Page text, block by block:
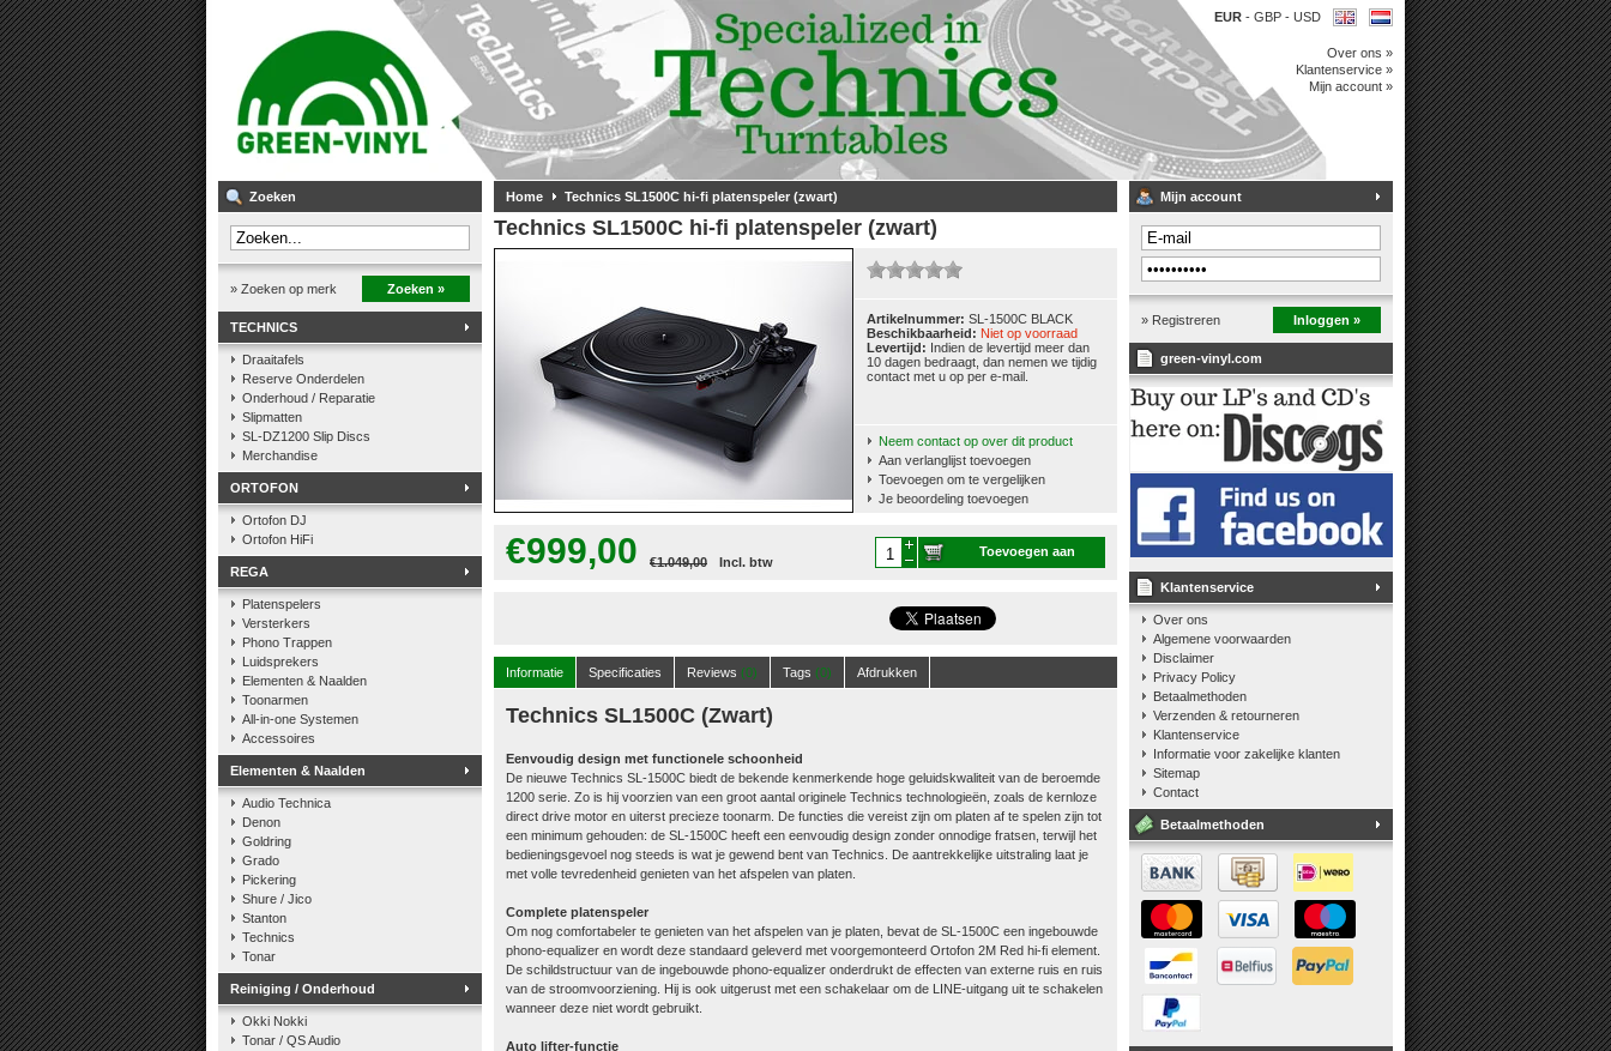
EUR - GBP - USD
Over ons »
Klantenservice »
Mijn account »
Zoeken
» Zoeken op merk Zoeken »
TECHNICS
Draaitafels
Reserve Onderdelen
Onderhoud / Reparatie
Slipmatten
SL-DZ1200 Slip Discs
Merchandise
ORTOFON
Ortofon DJ
Ortofon HiFi
REGA
Platenspelers
Versterkers
Phono Trappen
Luidsprekers
Elementen & Naalden
Toonarmen
All-in-one Systemen
Accessoires
Elementen & Naalden
Audio Technica
Denon
Goldring
Grado
Pickering
Shure / Jico
Stanton
Technics
Tonar
Reiniging / Onderhoud
Okki Nokki
Tonar / QS Audio
Home Technics SL1500C hi-fi platenspeler (zwart)
Technics SL1500C hi-fi platenspeler (zwart)
Artikelnummer: SL-1500C BLACK
Beschikbaarheid: Niet op voorraad
Levertijd: Indien de levertijd meer dan
10 dagen bedraagt, dan nemen we tijdig
contact met u op per e-mail.
Neem contact op over dit product
Aan verlanglijst toevoegen
Toevoegen om te vergelijken
Je beoordeling toevoegen
€999,00 €1.049,00 Incl. btw
Toevoegen aan
Informatie Specificaties Reviews (0) Tags (0) Afdrukken
Technics SL1500C (Zwart)
Eenvoudig design met functionele schoonheid
De nieuwe Technics SL-1500C biedt de bekende kenmerkende hoge geluidskwaliteit van de beroemde
1200 serie. Zo is hij voorzien van een groot aantal originele Technics technologieën, zoals de kernloze
direct drive motor en uiterst precieze toonarm. De functies die vereist zijn om platen af te spelen zijn tot
een minimum gehouden: de SL-1500C heeft een eenvoudig design zonder onnodige fratsen, terwijl het
bedieningsgevoel nog steeds is wat je gewend bent van Technics. De aantrekkelijke uitstraling laat je
met volle tevredenheid genieten van het afspelen van platen.
Complete platenspeler
Om nog comfortabeler te genieten van het afspelen van je platen, bevat de SL-1500C een ingebouwde
phono-equalizer en wordt deze standaard geleverd met voorgemonteerd Ortofon 2M Red hi-fi element.
De schildstructuur van de ingebouwde phono-equalizer onderdrukt de effecten van externe ruis en ruis
van de stroomvoorziening. Hij is ook uitgerust met een schakelaar om de LINE-uitgang uit te schakelen
wanneer deze niet wordt gebruikt.
Auto lifter-functie
Mijn account
» Registreren Inloggen »
green-vinyl.com
Klantenservice
Over ons
Algemene voorwaarden
Disclaimer
Privacy Policy
Betaalmethoden
Verzenden & retourneren
Klantenservice
Informatie voor zakelijke klanten
Sitemap
Contact
Betaalmethoden